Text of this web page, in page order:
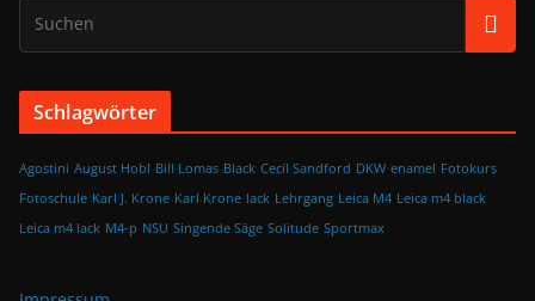
Schlagwörter
Agostini August Hobl Bill Lomas Black Cecil Sandford DKW enamel Fotokurs
Fotoschule Karl J. Krone Karl Krone lack Lehrgang Leica M4 Leica m4 black
Leica m4 lack M4-p NSU Singende Säge Solitude Sportmax